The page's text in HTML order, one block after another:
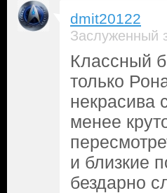
dmit20122
Заслуженный
Классный
только
некрасива
менее
и близкие
бездарно